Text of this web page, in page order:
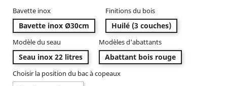
Bavette inox
Bavette inox Ø30cm
Finitions du bois
Huilé (3 couches)
Modèle du seau
Seau inox 22 litres
Modèles d'abattants
Abattant bois rouge
Choisir la position du bac à copeaux